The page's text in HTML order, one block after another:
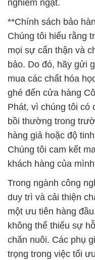
nghiêm ngặt.
**Chính sách bảo
Chúng tôi hiểu rằng
mọi sự cẩn thận và
bảo. Do đó, hãy gửi
mua các chất hóa
ghé đến cửa hàng
Phát, vì chúng tôi có
bồi thường trong
hàng giả hoặc độ
Chúng tôi cam kết
khách hàng của
Trong ngành công
duy trì và cải thiện
một ưu tiên hàng
không thể thiếu sự
chăn nuôi. Các phụ
trọng trong việc tối